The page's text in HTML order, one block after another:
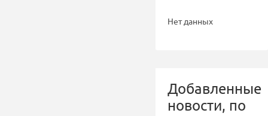
Нет данных
Добавленные
новости, по